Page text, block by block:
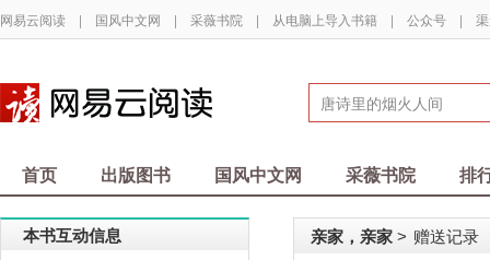
网易云阅读 | 国风中文网 | 采薇书院 | 从电脑上导入书籍 | 公众号 |
首页 出版图书 国风中文网 采薇书院 排
本书互动信息 亲家，亲家 > 赠送记录